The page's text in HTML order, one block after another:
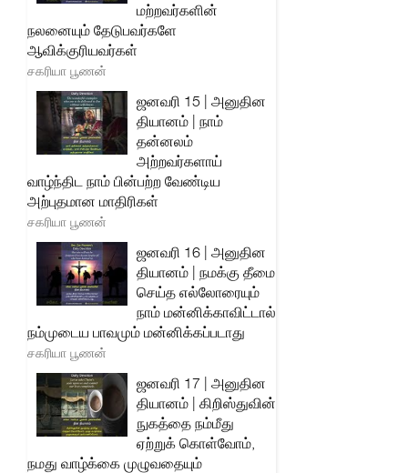
மற்றவர்களின்
நலனையும் தேடுபவர்களே
ஆவிக்குரியவர்கள்
சகரியா பூணன்
ஜனவரி 15 | அனுதின
தியானம் | நாம்
தன்னலம்
அற்றவர்களாய்
வாழ்ந்திட நாம் பின்பற்ற வேண்டிய
அற்புதமான மாதிரிகள்
சகரியா பூணன்
ஜனவரி 16 | அனுதின
தியானம் | நமக்கு தீமை
செய்த எல்லோரையும்
நாம் மன்னிக்காவிட்டால்
நம்முடைய பாவமும் மன்னிக்கப்படாது
சகரியா பூணன்
ஜனவரி 17 | அனுதின
தியானம் | கிறிஸ்துவின்
நுகத்தை நம்மீது
ஏற்றுக் கொள்வோம்,
நமது வாழ்க்கை முழுவதையும்